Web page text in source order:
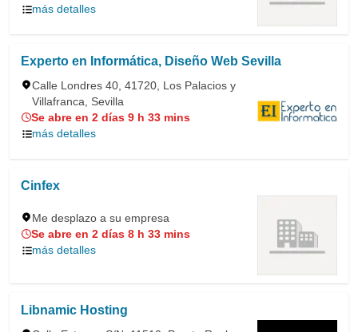
más detalles
Experto en Informática, Diseño Web Sevilla
Calle Londres 40, 41720, Los Palacios y
Villafranca, Sevilla
Se abre en 2 días 9 h 33 mins
más detalles
Cinfex
Me desplazo a su empresa
Se abre en 2 días 8 h 33 mins
más detalles
Libnamic Hosting